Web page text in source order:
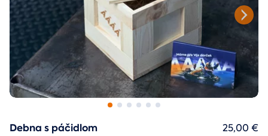
Debna s páčidlom 25,00 €